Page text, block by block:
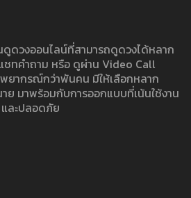
ดวงออนไลน์ที่สามารถดูดวงได้หลาก
ทคำถาม หรือ ดูผ่าน Video Call
ยากรณ์กว่าพันคน มีให้เลือกหลาก
ย มาพร้อมกับการออกแบบที่เน้นใช้งาน
ละปลอดภัย